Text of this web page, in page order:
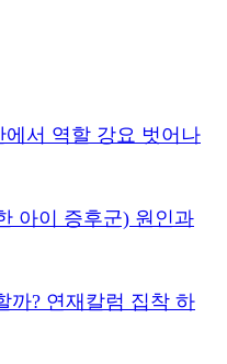
서 역할 강요 벗어나
아이 증후군) 원인과
까? 연재칼럼 집착 하